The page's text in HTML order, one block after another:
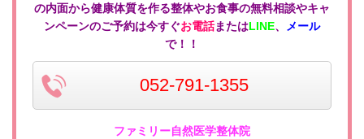
の内面から健康体質を作る整体やお食事の無料相談やキャ
ンペーンのご予約は今すぐお電話またはLINE、
メール
で！！
052-791-1355
ファミリー自然医学整体院